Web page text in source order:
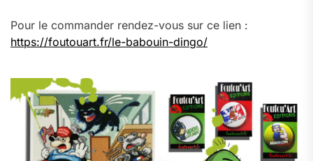
Pour le commander rendez-vous sur ce lien :
https://foutouart.fr/le-babouin-dingo/